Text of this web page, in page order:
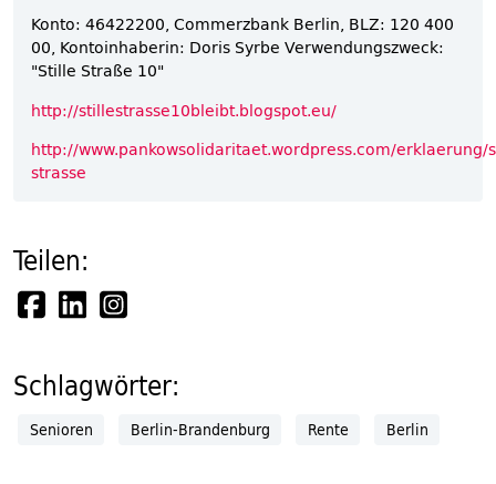
Konto: 46422200, Commerzbank Berlin, BLZ: 120 400
00, Kontoinhaberin: Doris Syrbe Verwendungszweck:
"Stille Straße 10"
http://stillestrasse10bleibt.blogspot.eu/
http://www.pankowsolidaritaet.wordpress.com/erklaerung/
strasse
Teilen:
Schlagwörter:
Senioren Berlin-Brandenburg Rente Berlin